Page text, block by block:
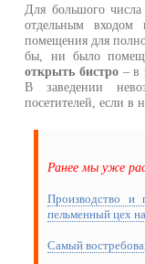
Для большого
отдельным
помещения для
бы, ни было
открыть бистро– в
В заведении
посетителей, если в
Ранее мы уже
Производство и
пельменный цех
Самый